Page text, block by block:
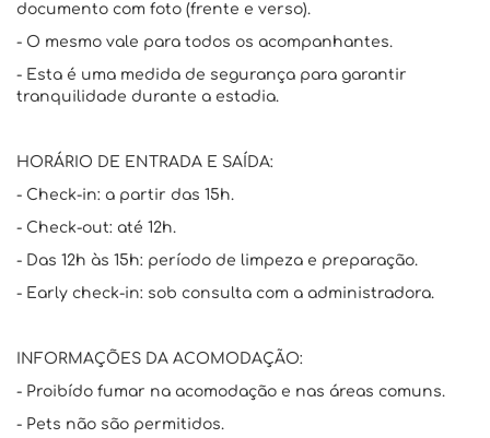
documento com foto (frente e verso).
- O mesmo vale para todos os acompanhantes.
- Esta é uma medida de segurança para garantir
tranquilidade durante a estadia.
HORÁRIO DE ENTRADA E SAÍDA:
- Check-in: a partir das 15h.
- Check-out: até 12h.
- Das 12h às 15h: período de limpeza e preparação.
- Early check-in: sob consulta com a administradora.
INFORMAÇÕES DA ACOMODAÇÃO:
- Proibído fumar na acomodação e nas áreas comuns.
- Pets não são permitidos.